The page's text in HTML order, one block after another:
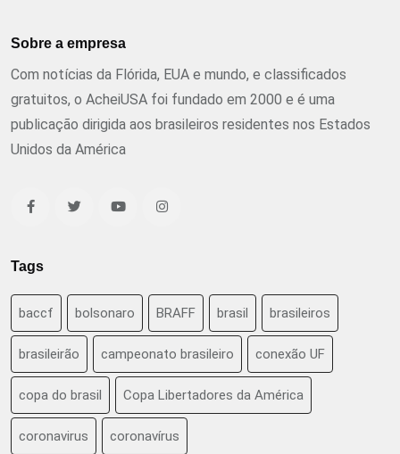
Sobre a empresa
Com notícias da Flórida, EUA e mundo, e classificados
gratuitos, o AcheiUSA foi fundado em 2000 e é uma
publicação dirigida aos brasileiros residentes nos Estados
Unidos da América
Tags
baccf bolsonaro BRAFF brasil brasileiros
brasileirão campeonato brasileiro conexão UF
copa do brasil Copa Libertadores da América
coronavirus coronavírus